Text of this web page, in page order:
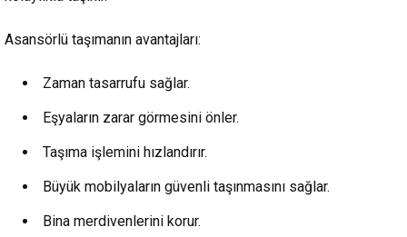
Asansörlü taşımanın avantajları:
Zaman tasarrufu sağlar.
Eşyaların zarar görmesini önler.
Taşıma işlemini hızlandırır.
Büyük mobilyaların güvenli taşınmasını sağlar.
Bina merdivenlerini korur.